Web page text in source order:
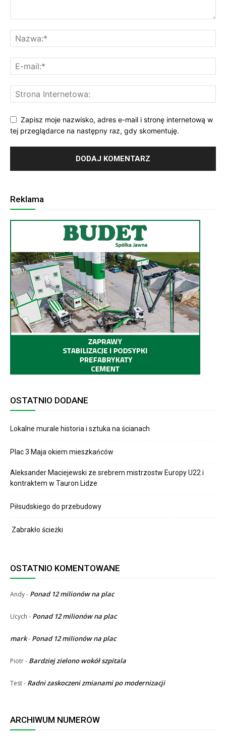
Zapisz moje nazwisko, adres e-mail i stronę internetową w
tej przeglądarce na następny raz, gdy skomentuję.
Reklama
OSTATNIO DODANE
Lokalne murale historia i sztuka na ścianach
Plac 3 Maja okiem mieszkańców
Aleksander Maciejewski ze srebrem mistrzostw Europy U22 i
kontraktem w Tauron Lidze
Piłsudskiego do przebudowy
Zabrakło ścieżki
OSTATNIO KOMENTOWANE
Andy- Ponad 12 milionów na plac
Ucych - Ponad 12 milionów na plac
mark- Ponad 12 milionów na plac
Piotr- Bardziej zielono wokół szpitala
Test- Radni zaskoczeni zmianami po modernizacji
ARCHIWUM NUMERÓW